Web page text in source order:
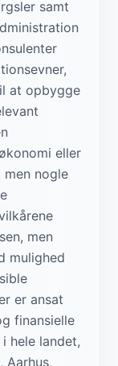
samt
at opbygge
eller
men nogle
men
mulighed
er ansat
finansielle
hele landet,
Aarhus,